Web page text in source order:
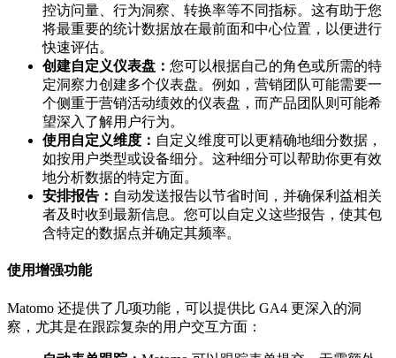
控访问量、行为洞察、转换率等不同指标。这有助于您
将最重要的统计数据放在最前面和中心位置，以便进行
快速评估。
创建自定义仪表盘： 您可以根据自己的角色或所需的特
定洞察力创建多个仪表盘。例如，营销团队可能需要一
个侧重于营销活动绩效的仪表盘，而产品团队则可能希
望深入了解用户行为。
使用自定义维度： 自定义维度可以更精确地细分数据，
如按用户类型或设备细分。这种细分可以帮助你更有效
地分析数据的特定方面。
安排报告： 自动发送报告以节省时间，并确保利益相关
者及时收到最新信息。您可以自定义这些报告，使其包
含特定的数据点并确定其频率。
使用增强功能
Matomo 还提供了几项功能，可以提供比 GA4 更深入的洞
察，尤其是在跟踪复杂的用户交互方面：